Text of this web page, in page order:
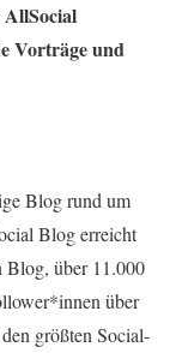
Vorträge und
Blog rund um
Blog erreicht
Blog, über 11.000
über
größten Social-